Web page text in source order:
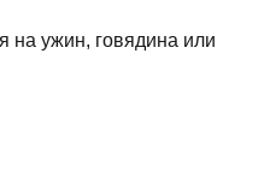
на ужин, говядина или